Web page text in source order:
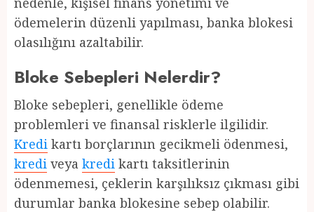
ödemelerin düzenli yapılması, banka blokesi
olasılığını azaltabilir.
Bloke Sebepleri Nelerdir?
Bloke sebepleri, genellikle ödeme
problemleri ve finansal risklerle ilgilidir.
Kredi kartı borçlarının gecikmeli ödenmesi,
kredi veya kredi kartı taksitlerinin
ödenmemesi, çeklerin karşılıksız çıkması gibi
durumlar banka blokesine sebep olabilir.